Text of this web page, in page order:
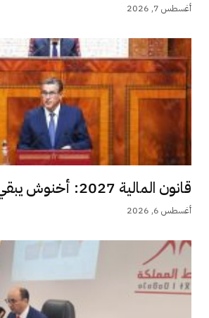
أغسطس 7, 2026
قانون المالية 2027: أخنوش يبقي على دعم...
أغسطس 6, 2026